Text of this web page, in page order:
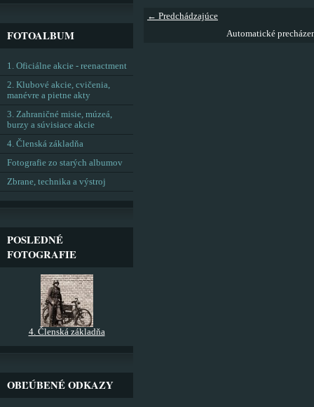
← Predchádzajúce
Automatické
FOTOALBUM
1. Oficiálne akcie - reenactment
2. Klubové akcie, cvičenia,
manévre a pietne akty
3. Zahraničné misie, múzeá,
burzy a súvisiace akcie
4. Členská základňa
Fotografie zo starých albumov
Zbrane, technika a výstroj
POSLEDNÉ
FOTOGRAFIE
4. Členská základňa
OBĽÚBENÉ ODKAZY